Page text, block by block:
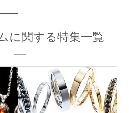
に関する特集一覧